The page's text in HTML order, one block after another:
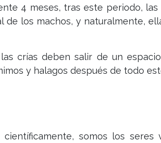
4 meses, tras este periodo,
los machos, y naturalmente,
crías deben salir de un
y halagos después de todo
somos los seres